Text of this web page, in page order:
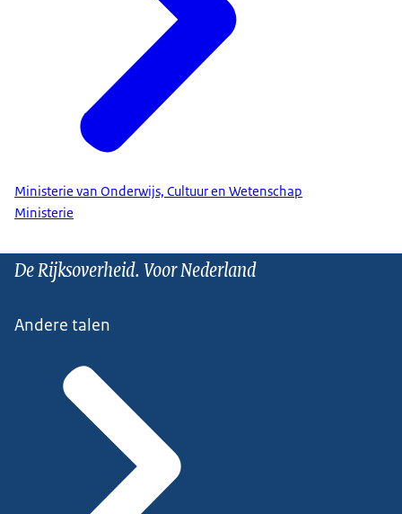
Ministerie van Onderwijs, Cultuur en Wetenschap
Ministerie
De Rijksoverheid. Voor Nederland
Andere talen